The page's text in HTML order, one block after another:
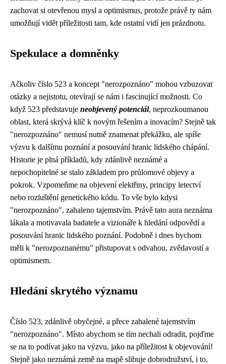
zachovat si otevřenou mysl a optimismus, protože právě ty nám
umožňují vidět příležitosti tam, kde ostatní vidí jen prázdnotu.
Spekulace a domněnky
Ačkoliv číslo 523 a koncept "nerozpoznáno" mohou vzbuzovat
otázky a nejistotu, otevírají se nám i fascinující možnosti. Co
když 523 představuje neobjevený potenciál, neprozkoumanou
oblast, která skrývá klíč k novým řešením a inovacím? Stejně tak
"nerozpoznáno" nemusí nutně znamenat překážku, ale spíše
výzvu k dalšímu poznání a posouvání hranic lidského chápání.
Historie je plná příkladů, kdy zdánlivě neznámé a
nepochopitelné se stalo základem pro průlomové objevy a
pokrok. Vzpomeňme na objevení elektřiny, principy letectví
nebo rozluštění genetického kódu. To vše bylo kdysi
"nerozpoznáno", zahaleno tajemstvím. Právě tato aura neznáma
lákala a motivavala badatele a vizionáře k hledání odpovědí a
posouvání hranic lidského poznání. Podobně i dnes bychom
měli k "nerozpoznanému" přistupovat s odvahou, zvědavostí a
optimismem.
Hledání skrytého významu
Číslo 523, zdánlivě obyčejné, a přece zahalené tajemstvím
"nerozpoznáno". Místo abychom se tím nechali odradit, pojďme
se na to podívat jako na výzvu, jako na příležitost k objevování!
Stejně jako neznámá země na mapě slibuje dobrodružství, i to,